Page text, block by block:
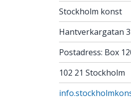
Stockholm konst
Hantverkargatan
Postadress: Box
102 21 Stockholm